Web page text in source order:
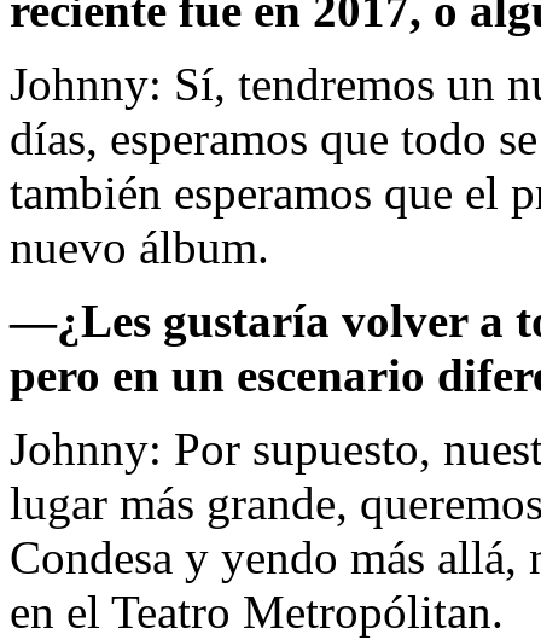
reciente fue en 2017, o
Johnny: Sí, tendremos un
días, esperamos que todo
también esperamos que el
nuevo álbum.
—¿Les gustaría volver a
pero en un escenario
Johnny: Por supuesto,
lugar más grande,
Condesa y yendo más allá,
en el Teatro Metropólitan.